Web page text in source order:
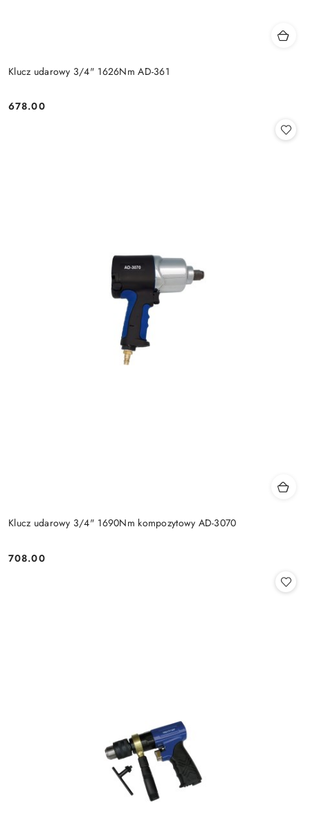
Klucz udarowy 3/4" 1626Nm AD-361
Cena:
678.00
Klucz udarowy 3/4" 1690Nm kompozytowy AD-3070
Cena:
708.00